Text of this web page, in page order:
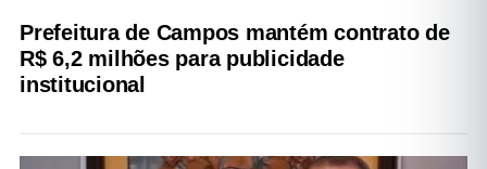
Prefeitura de Campos mantém contrato de
R$ 6,2 milhões para publicidade
institucional